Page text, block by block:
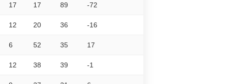
17 17 89 -72
12 20 36 -16
6 52 35 17
12 38 39 -1